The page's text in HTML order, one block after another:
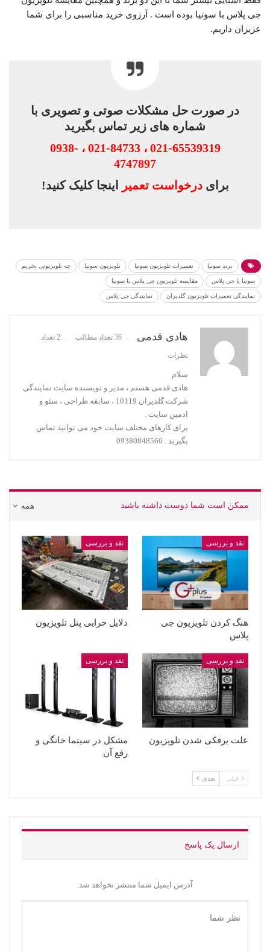
جی پلاس با سونیا بوده است . آرزوی خرید مناسبی را برای شما
عزیزان داریم.
در صورت حل مشکلات صوتی و تصویری با
شماره های زیر تماس بگیرید
021-65539319 ، 021-84733 ، 0938-
4747897
برایدرخواست تعمیر اینجا کلیک کنید!
برند سونیا تعمیرات تلویزیون سونیا تلویزیون سونیا چه تلویزیونی بخریم
سونیا یا جی پلاس مقایسه تلویزیون جی پلاس با سونیا
نمایندگی تعمیرات تلویزیون گلدیران نمایندگی جی پلاس
هادی قدمی 36 تعداد مطالب 2 تعداد
نظرات
سلام
هادی قدمی هستم ، مدیر و نویسنده سایت نمایندگی
شرکت گلدیران 10119 ، سابقه طراحی ، سئو و
ادمین سایت .
برای کارهای مختلف سایت خود می توانید تماس
بگیرید . 09380848560
همه ممکن است شما دوست داشته باشید
نقد و بررسی
هنگ کردن تلویزیون جی
پلاس
نقد و بررسی
دلایل خرابی پنل تلویزیون
نقد و بررسی
علت برفکی شدن تلویزیون
نقد و بررسی
مشکل در سینما خانگی و
رفع آن
قبلی بعدی
ارسال یک پاسخ
آدرس ایمیل شما منتشر نخواهد شد.